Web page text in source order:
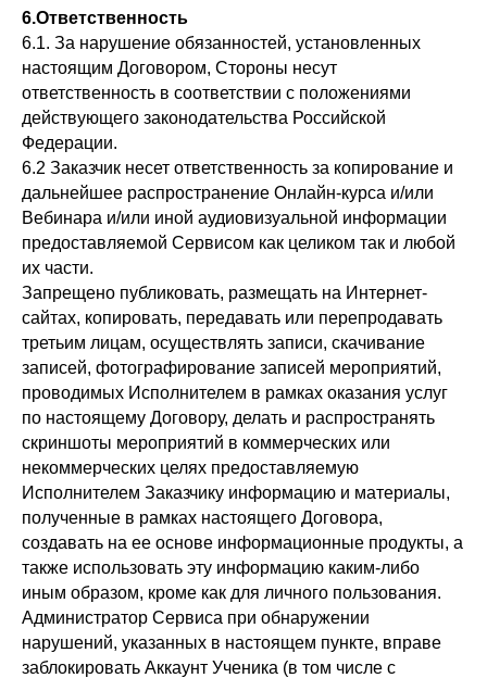
6.Ответственность
6.1. За нарушение обязанностей, установленных
настоящим Договором, Стороны несут
ответственность в соответствии с положениями
действующего законодательства Российской
Федерации.
6.2 Заказчик несет ответственность за копирование и
дальнейшее распространение Онлайн-курса и/или
Вебинара и/или иной аудиовизуальной информации
предоставляемой Сервисом как целиком так и любой
их части.
Запрещено публиковать, размещать на Интернет-
сайтах, копировать, передавать или перепродавать
третьим лицам, осуществлять записи, скачивание
записей, фотографирование записей мероприятий,
проводимых Исполнителем в рамках оказания услуг
по настоящему Договору, делать и распространять
скриншоты мероприятий в коммерческих или
некоммерческих целях предоставляемую
Исполнителем Заказчику информацию и материалы,
полученные в рамках настоящего Договора,
создавать на ее основе информационные продукты, а
также использовать эту информацию каким-либо
иным образом, кроме как для личного пользования.
Администратор Сервиса при обнаружении
нарушений, указанных в настоящем пункте, вправе
заблокировать Аккаунт Ученика (в том числе с